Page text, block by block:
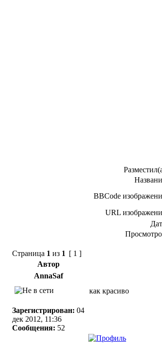
BBCode
URL
Страница 1 из 1 [ 1 ]
Автор
AnnaSaf
Зарегистрирован: 04
дек 2012, 11:36
Сообщения: 52
как красиво